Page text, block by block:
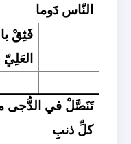
النّاس دَوما
فَثِقْ
العَلِيّ
تَنَصَّلْ في الدُّجى
كلِّ ذنبِ